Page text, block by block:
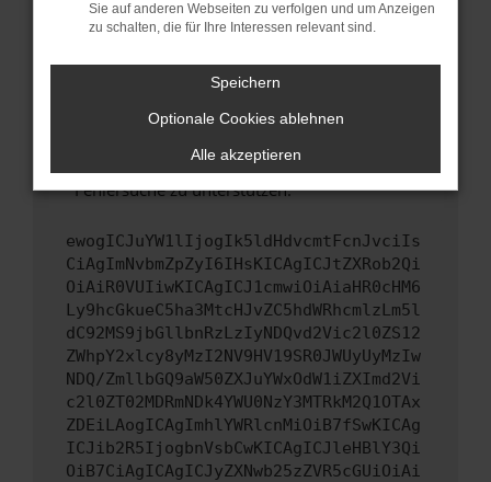
führen, dass bestimmte Funktionen nicht mehr
unterstützt werden.
Wende dich an den Webseitenbetreiber.
Wenn du alle oben genannten Schritte versucht
hast, kontaktiere uns bitte. Wir werden
uns diesen Text schicken, um uns bei der
Fehlersuche zu unterstützen:
ewogICJuYW1lIjogIk5ldHdvcmtFcnJvciIs
CiAgImNvbmZpZyI6IHsKICAgICJtZXRob2Qi
OiAiR0VUIiwKICAgICJ1cmwiOiAiaHR0cHM6
Ly9hcGkueC5ha3MtcHJvZC5hdWRhcmlzLm5l
dC92MS9jbGllbnRzLzIyNDQvd2Vic2l0ZS12
ZWhpY2xlcy8yMzI2NV9HV19SR0JWUyUyMzIw
NDQ/ZmllbGQ9aW50ZXJuYWxOdW1iZXImd2Vi
c2l0ZT02MDRmNDk4YWU0NzY3MTRkM2Q1OTAx
ZDEiLAogICAgImhlYWRlcnMiOiB7fSwKICAg
ICJib2R5IjogbnVsbCwKICAgICJleHBlY3Qi
OiB7CiAgICAgICJyZXNwb25zZVR5cGUiOiAi
Sie auf anderen Webseiten zu verfolgen und um Anzeigen
zu schalten, die für Ihre Interessen relevant sind.
Speichern
Optionale Cookies ablehnen
Alle akzeptieren